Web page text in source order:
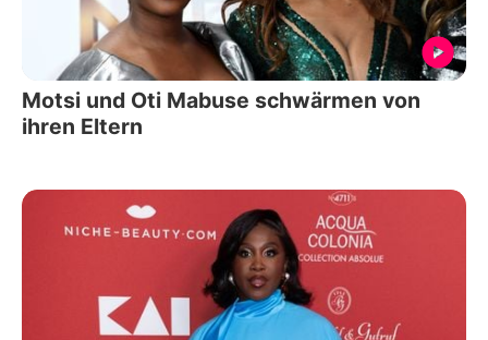
Motsi und Oti Mabuse schwärmen von
ihren Eltern